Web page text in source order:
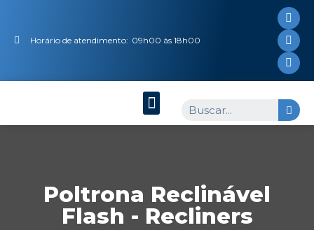
Horário de atendimento: 09h00 às 18h00
Poltrona Reclinável
Flash - Recliners